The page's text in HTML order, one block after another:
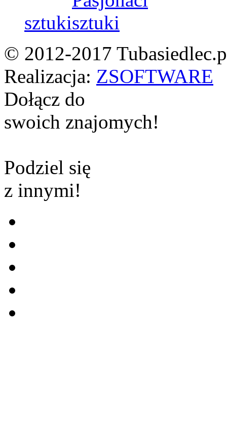
sztuki
© 2012-2017
Realizacja: ZSOFTWARE
Dołącz do
swoich znajomych!
Podziel się
z innymi!